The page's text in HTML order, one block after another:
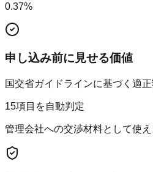
0.37%
申し込み前に見せる価値
国交省ガイドラインに基づく適
15項目を自動判定
管理会社への交渉材料として使え